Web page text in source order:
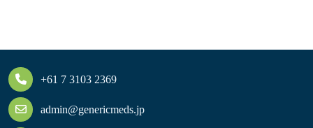
+61 7 3103 2369
admin@genericmeds.jp